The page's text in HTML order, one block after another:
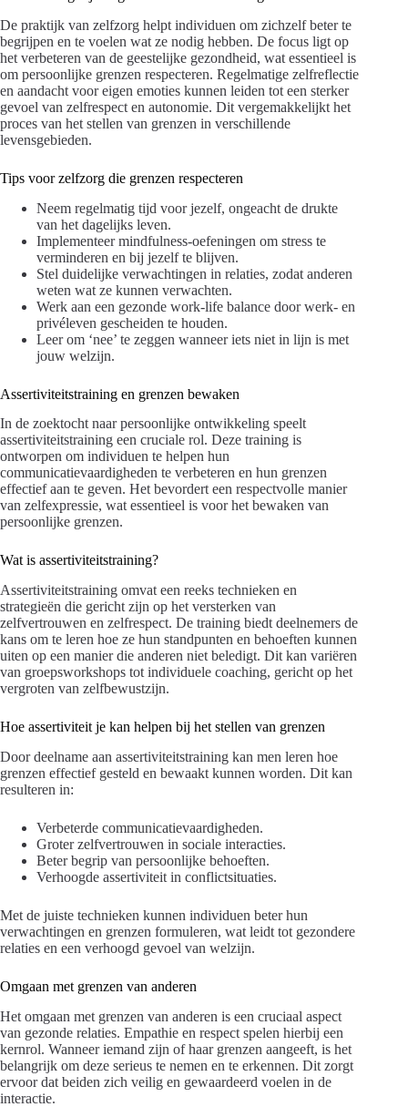
De praktijk van zelfzorg helpt individuen om zichzelf beter te
begrijpen en te voelen wat ze nodig hebben. De focus ligt op
het verbeteren van de geestelijke gezondheid, wat essentieel is
om persoonlijke grenzen respecteren. Regelmatige zelfreflectie
en aandacht voor eigen emoties kunnen leiden tot een sterker
gevoel van zelfrespect en autonomie. Dit vergemakkelijkt het
proces van het stellen van grenzen in verschillende
levensgebieden.
Tips voor zelfzorg die grenzen respecteren
Neem regelmatig tijd voor jezelf, ongeacht de drukte
van het dagelijks leven.
Implementeer mindfulness-oefeningen om stress te
verminderen en bij jezelf te blijven.
Stel duidelijke verwachtingen in relaties, zodat anderen
weten wat ze kunnen verwachten.
Werk aan een gezonde work-life balance door werk- en
privéleven gescheiden te houden.
Leer om ‘nee’ te zeggen wanneer iets niet in lijn is met
jouw welzijn.
Assertiviteitstraining en grenzen bewaken
In de zoektocht naar persoonlijke ontwikkeling speelt
assertiviteitstraining een cruciale rol. Deze training is
ontworpen om individuen te helpen hun
communicatievaardigheden te verbeteren en hun grenzen
effectief aan te geven. Het bevordert een respectvolle manier
van zelfexpressie, wat essentieel is voor het bewaken van
persoonlijke grenzen.
Wat is assertiviteitstraining?
Assertiviteitstraining omvat een reeks technieken en
strategieën die gericht zijn op het versterken van
zelfvertrouwen en zelfrespect. De training biedt deelnemers de
kans om te leren hoe ze hun standpunten en behoeften kunnen
uiten op een manier die anderen niet beledigt. Dit kan variëren
van groepsworkshops tot individuele coaching, gericht op het
vergroten van zelfbewustzijn.
Hoe assertiviteit je kan helpen bij het stellen van grenzen
Door deelname aan assertiviteitstraining kan men leren hoe
grenzen effectief gesteld en bewaakt kunnen worden. Dit kan
resulteren in:
Verbeterde communicatievaardigheden.
Groter zelfvertrouwen in sociale interacties.
Beter begrip van persoonlijke behoeften.
Verhoogde assertiviteit in conflictsituaties.
Met de juiste technieken kunnen individuen beter hun
verwachtingen en grenzen formuleren, wat leidt tot gezondere
relaties en een verhoogd gevoel van welzijn.
Omgaan met grenzen van anderen
Het omgaan met grenzen van anderen is een cruciaal aspect
van gezonde relaties. Empathie en respect spelen hierbij een
kernrol. Wanneer iemand zijn of haar grenzen aangeeft, is het
belangrijk om deze serieus te nemen en te erkennen. Dit zorgt
ervoor dat beiden zich veilig en gewaardeerd voelen in de
interactie.